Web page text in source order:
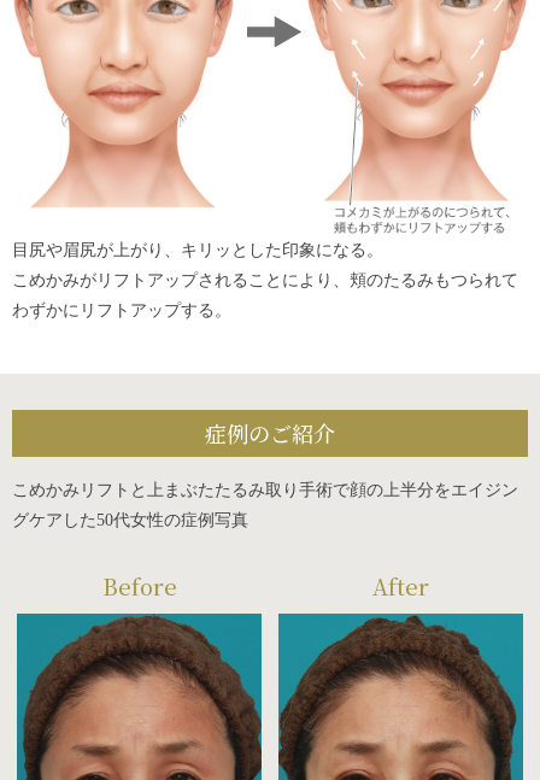
目尻や眉尻が上がり、キリッとした印象になる。
こめかみがリフトアップされることにより、頬のたるみもつられて
わずかにリフトアップする。
症例のご紹介
こめかみリフトと上まぶたたるみ取り手術で顔の上半分をエイジン
グケアした50代女性の症例写真
Before After